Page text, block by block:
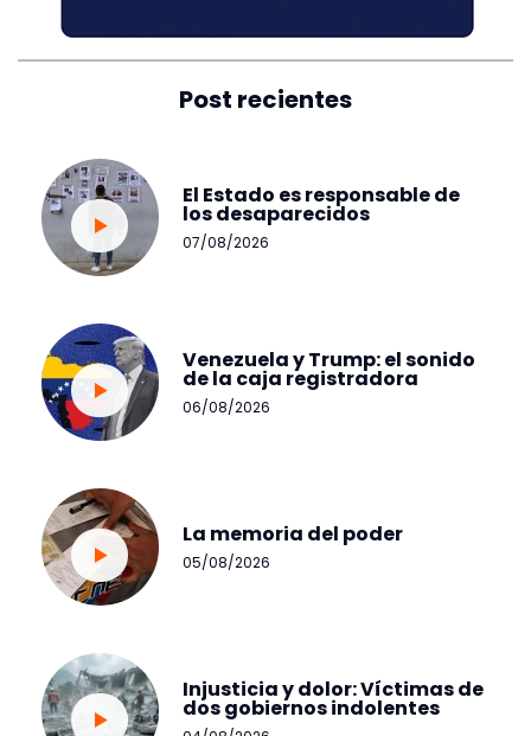
Post recientes
El Estado es responsable de
los desaparecidos
07/08/2026
Venezuela y Trump: el sonido
de la caja registradora
06/08/2026
La memoria del poder
05/08/2026
Injusticia y dolor: Víctimas de
dos gobiernos indolentes